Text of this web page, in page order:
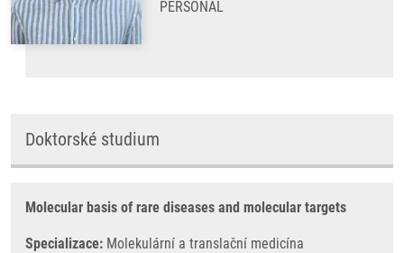
PERSONÁL
Doktorské studium
Molecular basis of rare diseases and molecular targets
Specializace: Molekulární a translační medicína